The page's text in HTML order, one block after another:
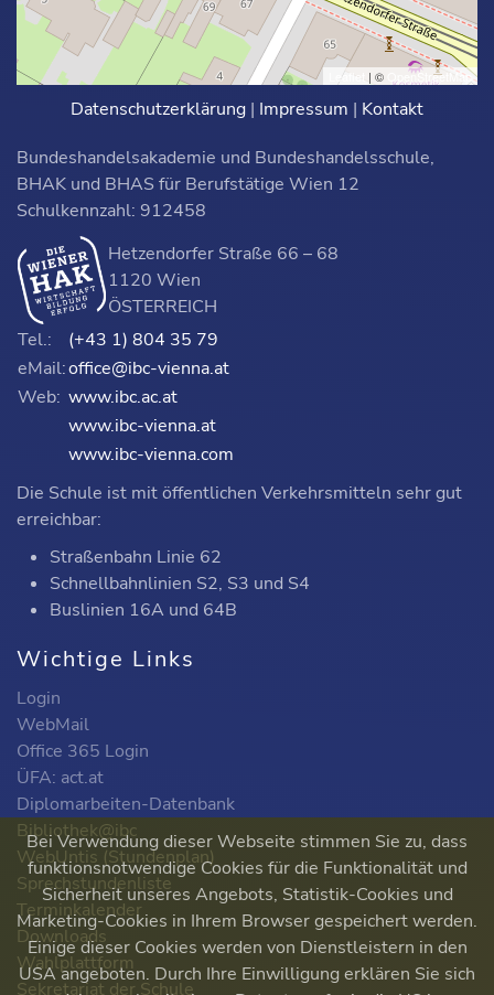
Leaflet | © OpenStreetMap
Datenschutzerklärung | Impressum | Kontakt
Bundeshandelsakademie und Bundeshandelsschule,
BHAK und BHAS für Berufstätige Wien 12
Schulkennzahl: 912458
Hetzendorfer Straße 66 – 68
1120 Wien
ÖSTERREICH
Tel.:
(+43 1) 804 35 79
eMail:office@ibc-vienna.at
Web: www.ibc.ac.at
www.ibc-vienna.at
www.ibc-vienna.com
Die Schule ist mit öffentlichen Verkehrsmitteln sehr gut
erreichbar:
Straßenbahn Linie 62
Schnellbahnlinien S2, S3 und S4
Buslinien 16A und 64B
Wichtige Links
Login
WebMail
Office 365 Login
ÜFA: act.at
Diplomarbeiten-Datenbank
Bibliothek@ibc
WebUntis (Stundenplan)
Sprechstundenliste
Terminkalender
Downloads
Wahlplattform
Sekretariat der Schule
Bei Verwendung dieser Webseite stimmen Sie zu, dass
funktionsnotwendige Cookies für die Funktionalität und
Sicherheit unseres Angebots, Statistik-Cookies und
Marketing-Cookies in Ihrem Browser gespeichert werden.
Einige dieser Cookies werden von Dienstleistern in den
USA angeboten. Durch Ihre Einwilligung erklären Sie sich